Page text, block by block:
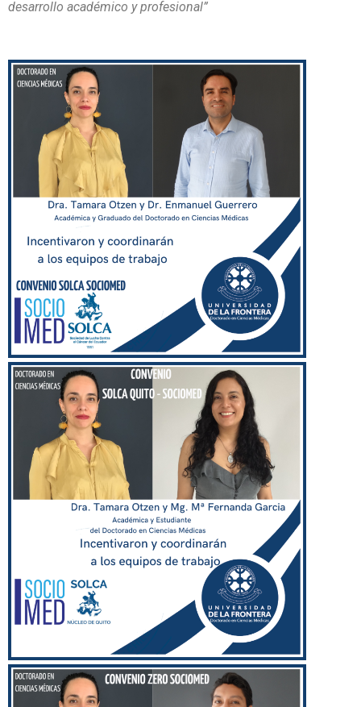
desarrollo académico y profesional”